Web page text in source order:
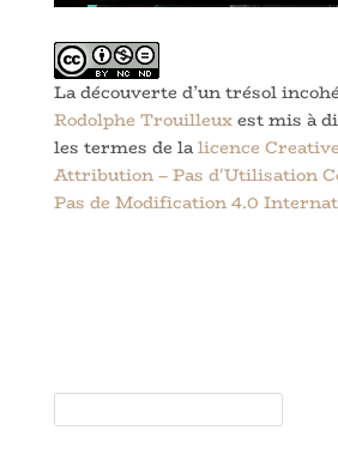
La découverte d’un trésol
Rodolphe Trouilleuxest mis à
les termes de lalicence
Attribution – Pas d'Utilisation
Pas de Modification 4.0